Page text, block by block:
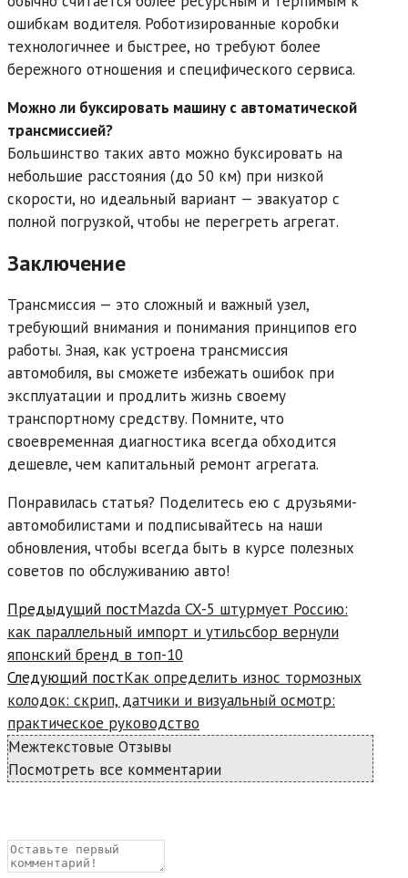
ошибкам водителя. Роботизированные коробки
технологичнее и быстрее, но требуют более
бережного отношения и специфического сервиса.
Можно ли буксировать машину с автоматической
трансмиссией?
Большинство таких авто можно буксировать на
небольшие расстояния (до 50 км) при низкой
скорости, но идеальный вариант — эвакуатор с
полной погрузкой, чтобы не перегреть агрегат.
Заключение
Трансмиссия — это сложный и важный узел,
требующий внимания и понимания принципов его
работы. Зная, как устроена трансмиссия
автомобиля, вы сможете избежать ошибок при
эксплуатации и продлить жизнь своему
транспортному средству. Помните, что
своевременная диагностика всегда обходится
дешевле, чем капитальный ремонт агрегата.
Понравилась статья? Поделитесь ею с друзьями-
автомобилистами и подписывайтесь на наши
обновления, чтобы всегда быть в курсе полезных
советов по обслуживанию авто!
Read
more
articles
Предыдущий постMazda CX-5 штурмует Россию:
как параллельный импорт и утильсбор вернули
японский бренд в топ-10
Следующий постКак определить износ тормозных
колодок: скрип, датчики и визуальный осмотр:
практическое руководство
Межтекстовые Отзывы
Посмотреть все комментарии